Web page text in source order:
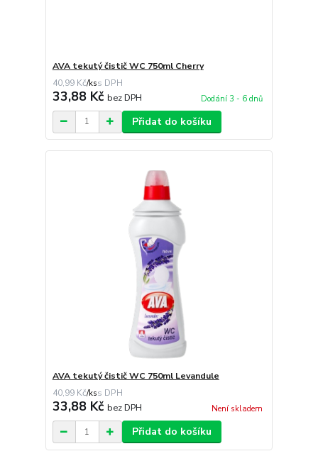
AVA tekutý čistič WC 750ml Cherry
40,99 Kč/ks
33,88 Kč bez DPH Dodání 3 - 6 dnů
Přidat do košíku
AVA tekutý čistič WC 750ml Levandule
40,99 Kč/ks
33,88 Kč bez DPH Není skladem
Přidat do košíku